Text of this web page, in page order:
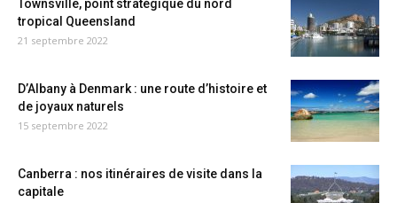
Townsville, point stratégique du nord
tropical Queensland
21 septembre 2022
D’Albany à Denmark : une route d’histoire et
de joyaux naturels
15 septembre 2022
Canberra : nos itinéraires de visite dans la
capitale